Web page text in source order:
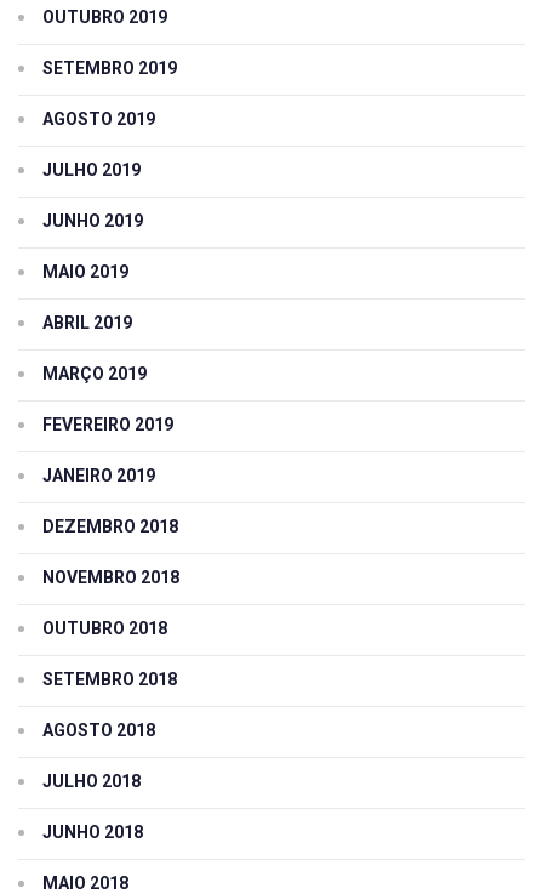
OUTUBRO 2019
SETEMBRO 2019
AGOSTO 2019
JULHO 2019
JUNHO 2019
MAIO 2019
ABRIL 2019
MARÇO 2019
FEVEREIRO 2019
JANEIRO 2019
DEZEMBRO 2018
NOVEMBRO 2018
OUTUBRO 2018
SETEMBRO 2018
AGOSTO 2018
JULHO 2018
JUNHO 2018
MAIO 2018